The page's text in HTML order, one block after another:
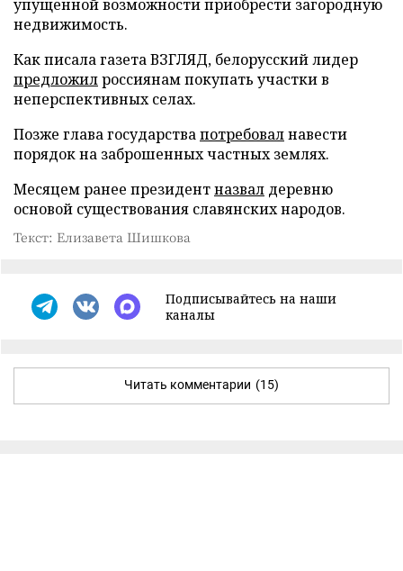
упущенной возможности приобрести загородную
недвижимость.
Как писала газета ВЗГЛЯД, белорусский лидер
предложилроссиянам покупать участки в
неперспективных селах.
Позже глава государствапотребовалнавести
порядок на заброшенных частных землях.
Месяцем ранее президентназвал деревню
основой существования славянских народов.
Текст: Елизавета Шишкова
Подписывайтесь на наши
каналы
Читать комментарии (15)